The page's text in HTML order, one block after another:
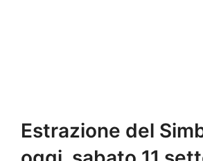
Estrazione del